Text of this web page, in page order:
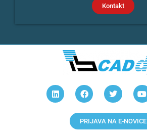
Kontakt
PRIJAVA NA E-NOVICE